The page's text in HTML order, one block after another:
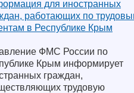
для иностранных
работающих по
в Республике Крым
ФМС России по
Крым информирует
граждан,
трудовую